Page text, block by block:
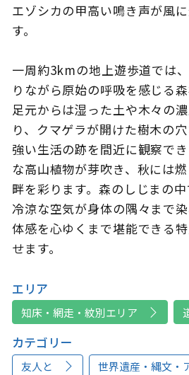
エゾシカの甲高い鳴き声が風
す。
一周約3kmの地上遊歩道では
りながら原始の呼吸を感じる森
足元からは湿った土や木々の
り、クマゲラが開けた樹木の
強い生活の跡を間近に観察で
な高山植物が芽吹き、秋には
畔を彩ります。森のしじまの中
冷涼な空気が身体の隅々まで
体感を心ゆくまで堪能できる
せます。
エリア
知床・網走・紋別エリア
カテゴリー
友人と 世界遺産・縄文・